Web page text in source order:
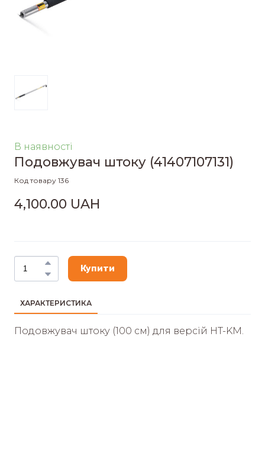
В наявності
Подовжувач штоку (41407107131)
Код товару 136
4,100.00 UAH
Купити
ХАРАКТЕРИСТИКА
Подовжувач штоку (100 см) для версій HT-KM.